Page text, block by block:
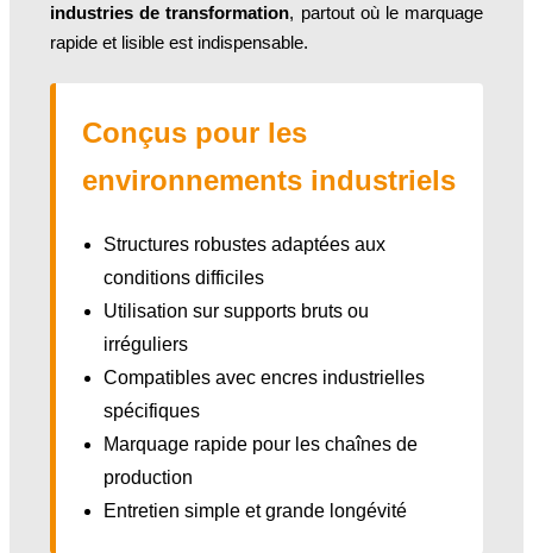
industries de transformation, partout où le marquage
rapide et lisible est indispensable.
Conçus pour les
environnements industriels
Structures robustes adaptées aux
conditions difficiles
Utilisation sur supports bruts ou
irréguliers
Compatibles avec encres industrielles
spécifiques
Marquage rapide pour les chaînes de
production
Entretien simple et grande longévité